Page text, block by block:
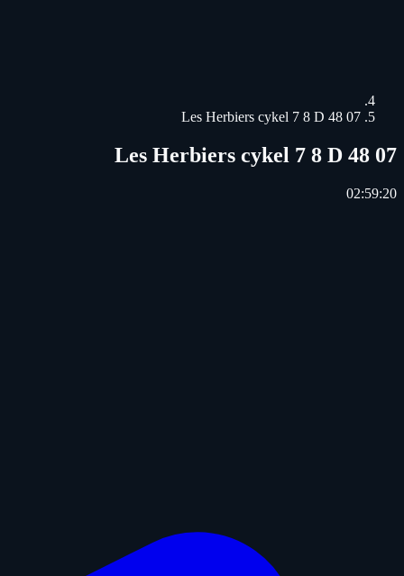
07 48 Les Herbiers cykel 7 8 D
07 48 Les Herbiers cykel 7 8 D
02:59:20